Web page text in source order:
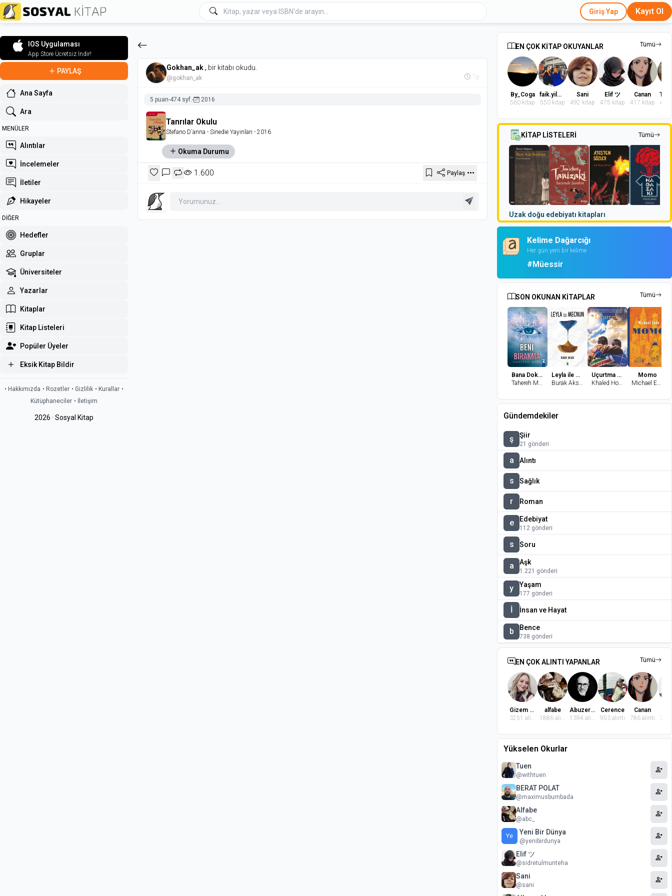
Giriş Yap Kayıt Ol
IOS Uygulaması
App Store Ücretsiz İndir!
PAYLAŞ
Ana Sayfa
Ara
MENÜLER
Alıntılar
İncelemeler
İletiler
Hikayeler
DİĞER
Hedefler
Gruplar
Üniversiteler
Yazarlar
Kitaplar
Kitap Listeleri
Popüler Üyeler
Eksik Kitap Bildir
• Hakkımızda • Rozetler • Gizlilik • Kurallar •
Kütüphaneciler • İletişim
2026 · Sosyal Kitap
Gokhan_ak, bir kitabı okudu.
@gokhan_ak 1y
5 puan-474 syf.- 2016
Tanrılar Okulu
Stefano D`anna - Sinedie Yayınları - 2016
Okuma Durumu
1.600 Paylaş
EN ÇOK KİTAP OKUYANLAR Tümü
By_Coga
560 kitap
faik.yilmaz.9
550 kitap
Sani
492 kitap
Elif ツ
475 kitap
Canan
417 kitap
402
KİTAP LİSTELERİ Tümü
Uzak doğu edebiyatı kitapları
Kelime Dağarcığı
Her gün yeni bir kelime
#Müessir
SON OKUNAN KİTAPLAR Tümü
Bana Dokunma 2-Beni Bırakma
Tahereh Mafi
Leyla ile Mecnun
Burak Aksak
Uçurtma Avcısı
Khaled Hosseini
Momo
Michael Ende
Gündemdekiler
ş Şiir
21 gönderi
a Alıntı
s Sağlık
r Roman
e Edebiyat
112 gönderi
s Soru
a Aşk
1.221 gönderi
y Yaşam
177 gönderi
İ İnsan ve Hayat
b Bence
738 gönderi
EN ÇOK ALINTI YAPANLAR Tümü
Gizem Dindaroğlu
3251 alıntı
alfabe
1886 alıntı
Abuzer Badem
1394 alıntı
Cerence
953 alıntı
Canan
786 alıntı
772
Yükselen Okurlar
Tuen
@withtuen person_add
BERAT POLAT
@maximusbumbada person_add
Alfabe
@abc_ person_add
Ye Yeni Bir Dünya
@yenibirdunya person_add
Elif ツ
@sidretulmunteha person_add
Sani
@sani person_add